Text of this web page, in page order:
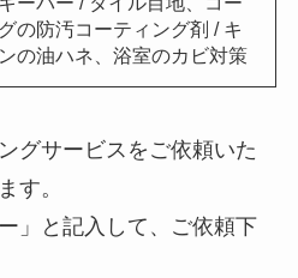
の防汚コーティング剤 / キ
の油ハネ、浴室のカビ対策
グサービスをご依頼いた
す。
」と記入して、ご依頼下